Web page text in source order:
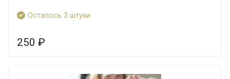
Осталось 3 штуки
250 ₽